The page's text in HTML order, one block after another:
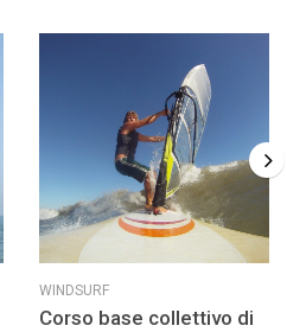
WINDSURF
Corso base collettivo di